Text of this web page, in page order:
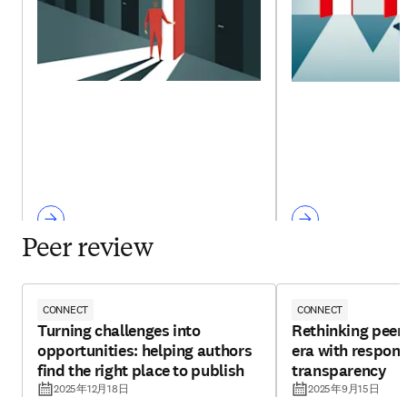
Peer review
CONNECT
Turning challenges into
opportunities: helping authors
find the right place to publish
2025年12月18日
CONNECT
Rethinking
era with
transparency
2025年9月15日